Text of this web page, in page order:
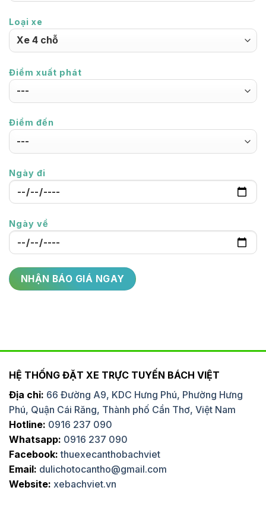
Loại xe
Điểm xuất phát
Điểm đến
Ngày đi
Ngày về
HỆ THỐNG ĐẶT XE TRỰC TUYẾN BÁCH VIỆT
Địa chỉ: 66 Đường A9, KDC Hưng Phú, Phường Hưng
Phú, Quận Cái Răng, Thành phố Cần Thơ, Việt Nam
Hotline: 0916 237 090
Whatsapp: 0916 237 090
Facebook: thuexecanthobachviet
Email: dulichotocantho@gmail.com
Website: xebachviet.vn